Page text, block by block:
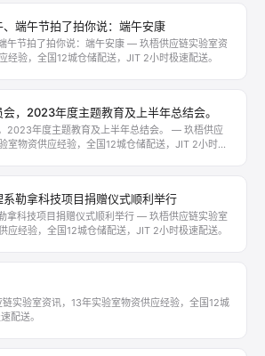
端午节拍了拍你说：端午安康
午节拍了拍你说：端午安康 — 玖梧供应链实验室资
经验，全国12城仓储配送，JIT 2小时极速配送。
，2023年度主题教育及上半年总结会。
2023年度主题教育及上半年总结会。 — 玖梧供应
室物资供应经验，全国12城仓储配送，JIT 2小时极
系勒拿科技项目捐赠仪式顺利举行
拿科技项目捐赠仪式顺利举行 — 玖梧供应链实验室
应经验，全国12城仓储配送，JIT 2小时极速配送。
实验室资讯，13年实验室物资供应经验，全国12城
配送。